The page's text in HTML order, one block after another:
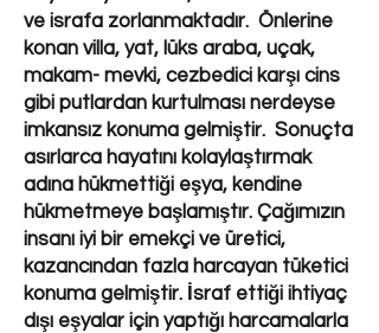
ve israfa zorlanmaktadır. Önlerine
konan villa, yat, lüks araba, uçak,
makam- mevki, cezbedici karşı cins
gibi putlardan kurtulması nerdeyse
imkansız konuma gelmiştir. Sonuçta
asırlarca hayatını kolaylaştırmak
adına hükmettiği eşya, kendine
hükmetmeye başlamıştır. Çağımızın
insanı iyi bir emekçi ve üretici,
kazancından fazla harcayan tüketici
konuma gelmiştir. İsraf ettiği ihtiyaç
dışı eşyalar için yaptığı harcamalarla